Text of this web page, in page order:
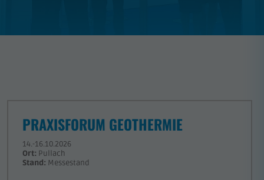
PRAXISFORUM GEOTHERMIE
14.-16.10.2026
Ort: Pullach
Stand: Messestand